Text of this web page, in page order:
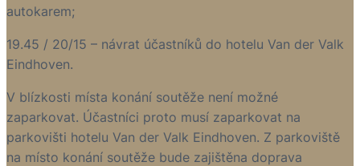
autokarem;
19.45 / 20/15 – návrat účastníků do hotelu Van der Valk
Eindhoven.
V blízkosti místa konání soutěže není možné
zaparkovat. Účastníci proto musí zaparkovat na
parkovišti hotelu Van der Valk Eindhoven. Z parkoviště
na místo konání soutěže bude zajištěna doprava